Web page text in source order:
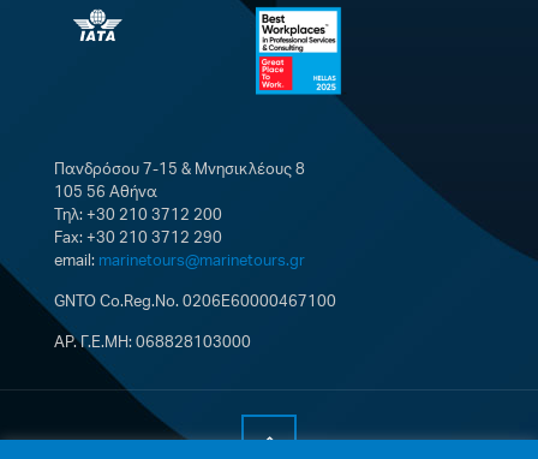
Πανδρόσου 7-15 & Μνησικλέους 8
105 56 Αθήνα
Τηλ: +30 210 3712 200
Fax: +30 210 3712 290
email: marinetours@marinetours.gr
GNTO Co.Reg.No. 0206E60000467100
ΑΡ. Γ.Ε.ΜΗ: 068828103000